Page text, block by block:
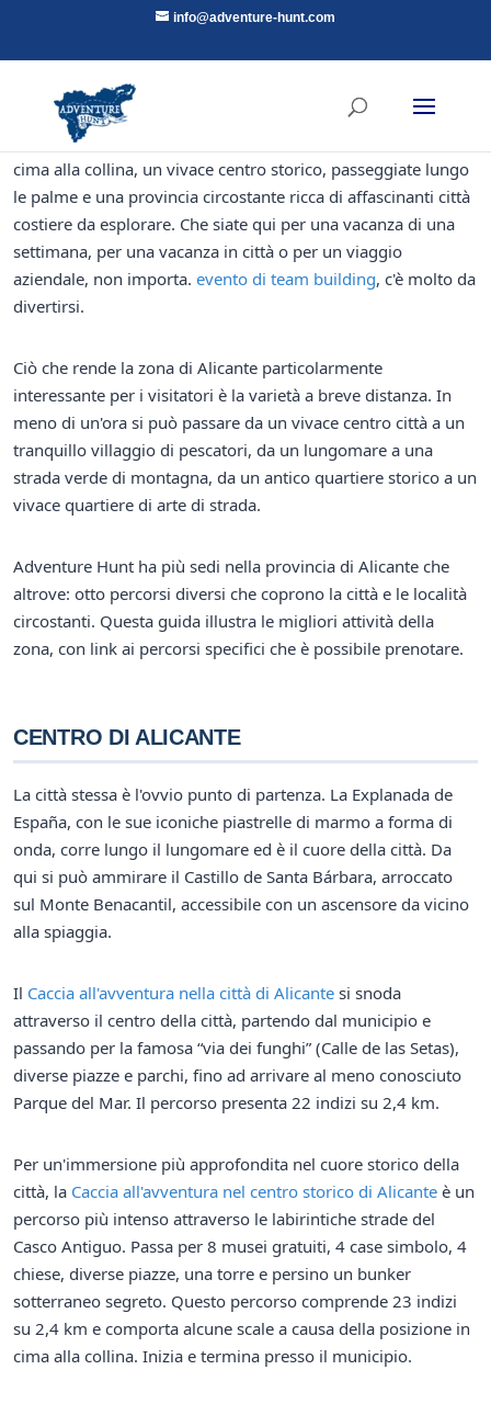
info@adventure-hunt.com
Alicante è più di una porta d'accesso alle spiagge della Costa
Blanca. Questa vivace città mediterranea ha un castello in
cima alla collina, un vivace centro storico, passeggiate lungo
le palme e una provincia circostante ricca di affascinanti città
costiere da esplorare. Che siate qui per una vacanza di una
settimana, per una vacanza in città o per un viaggio
aziendale, non importa. evento di team building, c'è molto da
divertirsi.
Ciò che rende la zona di Alicante particolarmente
interessante per i visitatori è la varietà a breve distanza. In
meno di un'ora si può passare da un vivace centro città a un
tranquillo villaggio di pescatori, da un lungomare a una
strada verde di montagna, da un antico quartiere storico a un
vivace quartiere di arte di strada.
Adventure Hunt ha più sedi nella provincia di Alicante che
altrove: otto percorsi diversi che coprono la città e le località
circostanti. Questa guida illustra le migliori attività della
zona, con link ai percorsi specifici che è possibile prenotare.
CENTRO DI ALICANTE
La città stessa è l'ovvio punto di partenza. La Explanada de
España, con le sue iconiche piastrelle di marmo a forma di
onda, corre lungo il lungomare ed è il cuore della città. Da
qui si può ammirare il Castillo de Santa Bárbara, arroccato
sul Monte Benacantil, accessibile con un ascensore da vicino
alla spiaggia.
Il Caccia all'avventura nella città di Alicante si snoda
attraverso il centro della città, partendo dal municipio e
passando per la famosa “via dei funghi” (Calle de las Setas),
diverse piazze e parchi, fino ad arrivare al meno conosciuto
Parque del Mar. Il percorso presenta 22 indizi su 2,4 km.
Per un'immersione più approfondita nel cuore storico della
città, la Caccia all'avventura nel centro storico di Alicante è un
percorso più intenso attraverso le labirintiche strade del
Casco Antiguo. Passa per 8 musei gratuiti, 4 case simbolo, 4
chiese, diverse piazze, una torre e persino un bunker
sotterraneo segreto. Questo percorso comprende 23 indizi
su 2,4 km e comporta alcune scale a causa della posizione in
cima alla collina. Inizia e termina presso il municipio.